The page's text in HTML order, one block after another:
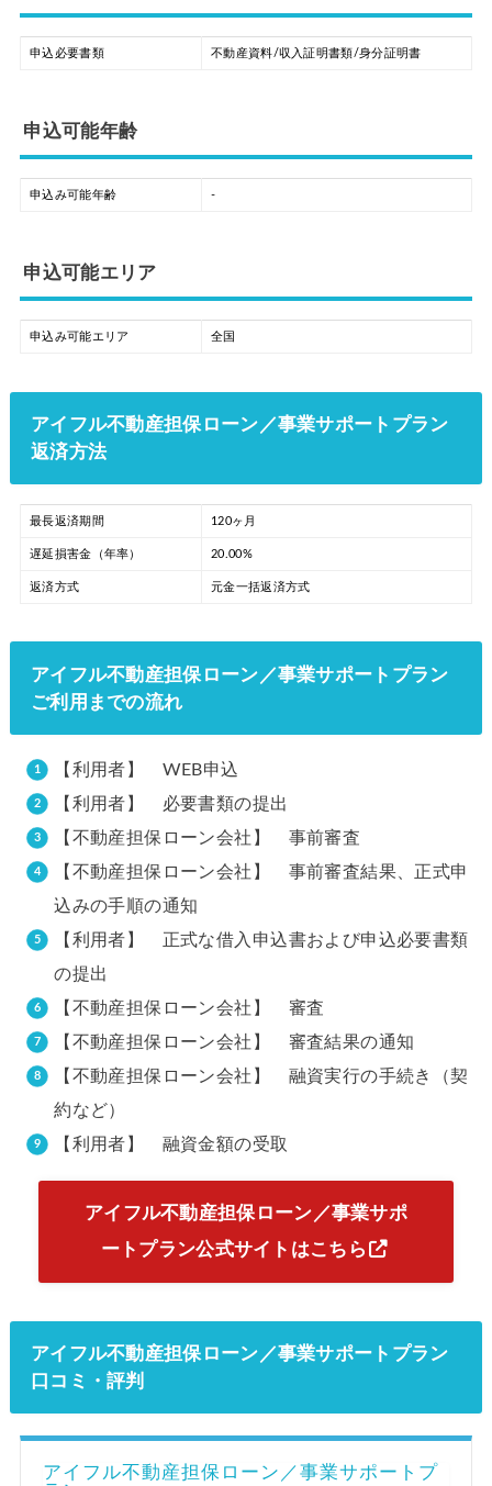
申込必要書類 不動産資料/収入証明書類/身分証明書
申込可能年齢
申込み可能年齢 -
申込可能エリア
申込み可能エリア 全国
アイフル不動産担保ローン／事業サポートプラン
返済方法
最長返済期間 120ヶ月
遅延損害金（年率） 20.00%
返済方式 元金一括返済方式
アイフル不動産担保ローン／事業サポートプラン
ご利用までの流れ
【利用者】 WEB申込
【利用者】 必要書類の提出
【不動産担保ローン会社】 事前審査
【不動産担保ローン会社】 事前審査結果、正式申
込みの手順の通知
【利用者】 正式な借入申込書および申込必要書類
の提出
【不動産担保ローン会社】 審査
【不動産担保ローン会社】 審査結果の通知
【不動産担保ローン会社】 融資実行の手続き（契
約など）
【利用者】 融資金額の受取
アイフル不動産担保ローン／事業サポ
ートプラン公式サイトはこちら
アイフル不動産担保ローン／事業サポートプラン
口コミ・評判
アイフル不動産担保ローン／事業サポートプ